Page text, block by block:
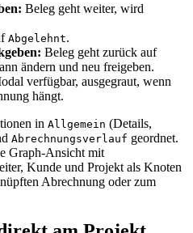
Beleg geht weiter, wird
Abgelehnt.
Beleg geht zurück auf
ändern und neu freigeben.
verfügbar, ausgegraut, wenn
hängt.
in Allgemein (Details,
Abrechnungsverlauf geordnet.
Graph-Ansicht mit
Kunde und Projekt als Knoten
Abrechnung oder zum